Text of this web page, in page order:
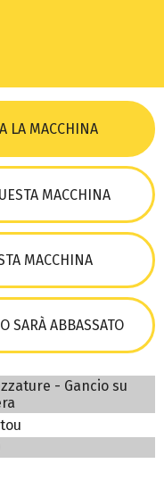
LA MACCHINA
MACCHINA
MACCHINA
SARÀ ABBASSATO
- Gancio su